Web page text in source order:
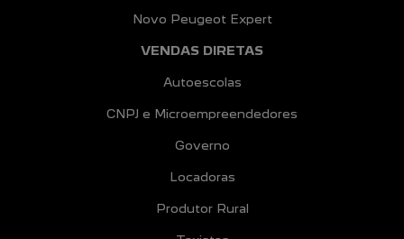
Novo Peugeot Expert
VENDAS DIRETAS
Autoescolas
CNPJ e Microempreendedores
Governo
Locadoras
Produtor Rural